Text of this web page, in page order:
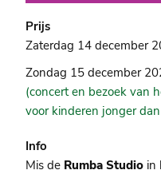
Prijs
Zaterdag 14 december
Zondag 15 december
(concert en bezoek van
voor kinderen jonger
Info
Mis de Rumba Studio in